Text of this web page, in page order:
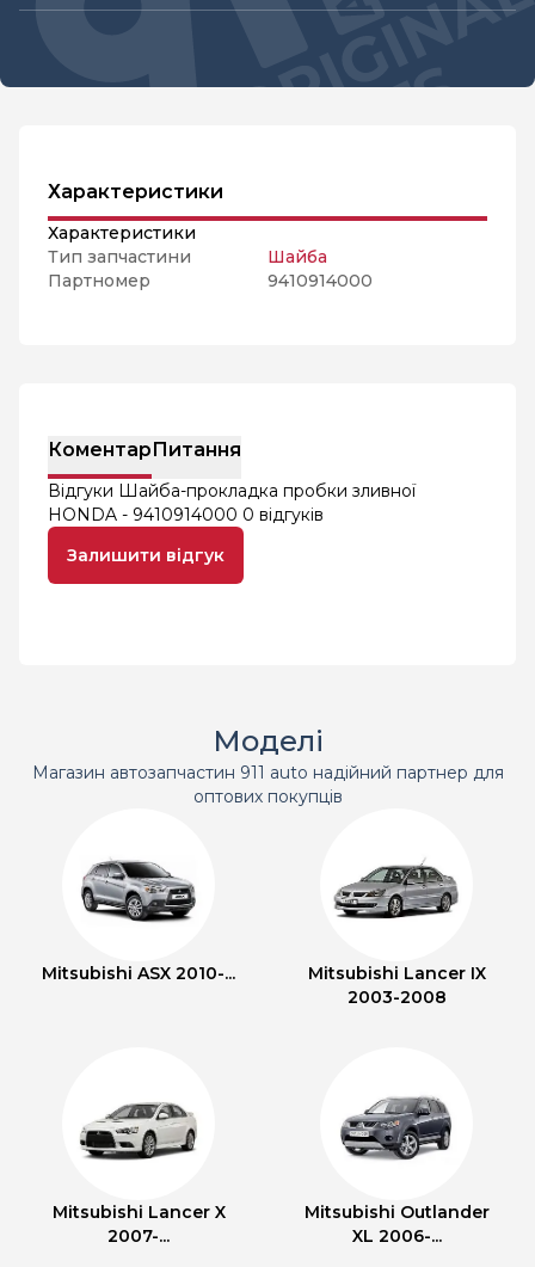
Характеристики
Характеристики
Тип запчастини
Шайба
Партномер
9410914000
КоментарПитання
Відгуки Шайба-прокладка пробки зливної
HONDA - 9410914000 0 відгуків
Залишити відгук
Моделі
Магазин автозапчастин 911 auto надійний партнер для
оптових покупців
Mitsubishi ASX 2010-...
Mitsubishi Lancer IX
2003-2008
Mitsubishi Lancer X
2007-...
Mitsubishi Outlander
XL 2006-...